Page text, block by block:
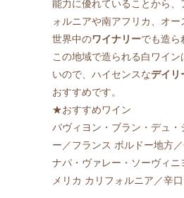
能力に優れていることから、
ォルニアや南アフリカ、オ
世界中のワイナリーでも造ら
この地域で造られる白ワイ
いので、ハイセンスなデイリ
おすすめです。
★おすすめワイン
パヴィヨン・ブラン・デュ・
ー／フランス ボルドー地方
ナパ・ヴァレー・ソーヴィニ
メリカ カリフォルニア／辛口